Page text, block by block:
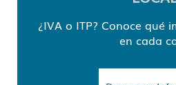
¿IVA o ITP? Conoce qué
en cada